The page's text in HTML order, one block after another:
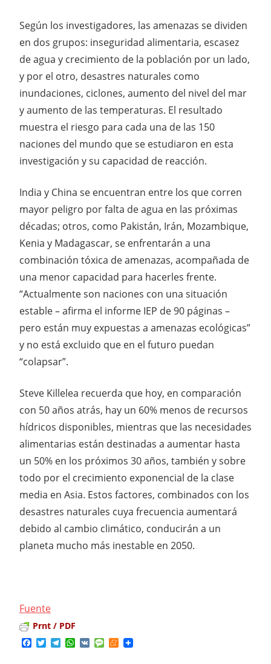
Según los investigadores, las amenazas se dividen
en dos grupos: inseguridad alimentaria, escasez
de agua y crecimiento de la población por un lado,
y por el otro, desastres naturales como
inundaciones, ciclones, aumento del nivel del mar
y aumento de las temperaturas. El resultado
muestra el riesgo para cada una de las 150
naciones del mundo que se estudiaron en esta
investigación y su capacidad de reacción.
India y China se encuentran entre los que corren
mayor peligro por falta de agua en las próximas
décadas; otros, como Pakistán, Irán, Mozambique,
Kenia y Madagascar, se enfrentarán a una
combinación tóxica de amenazas, acompañada de
una menor capacidad para hacerles frente.
“Actualmente son naciones con una situación
estable – afirma el informe IEP de 90 páginas –
pero están muy expuestas a amenazas ecológicas”
y no está excluido que en el futuro puedan
“colapsar”.
Steve Killelea recuerda que hoy, en comparación
con 50 años atrás, hay un 60% menos de recursos
hídricos disponibles, mientras que las necesidades
alimentarias están destinadas a aumentar hasta
un 50% en los próximos 30 años, también y sobre
todo por el crecimiento exponencial de la clase
media en Asia. Estos factores, combinados con los
desastres naturales cuya frecuencia aumentará
debido al cambio climático, conducirán a un
planeta mucho más inestable en 2050.
Fuente
Prnt / PDF
Facebook
TwitterTelegram
WhatsApp
VK MessageMeneame